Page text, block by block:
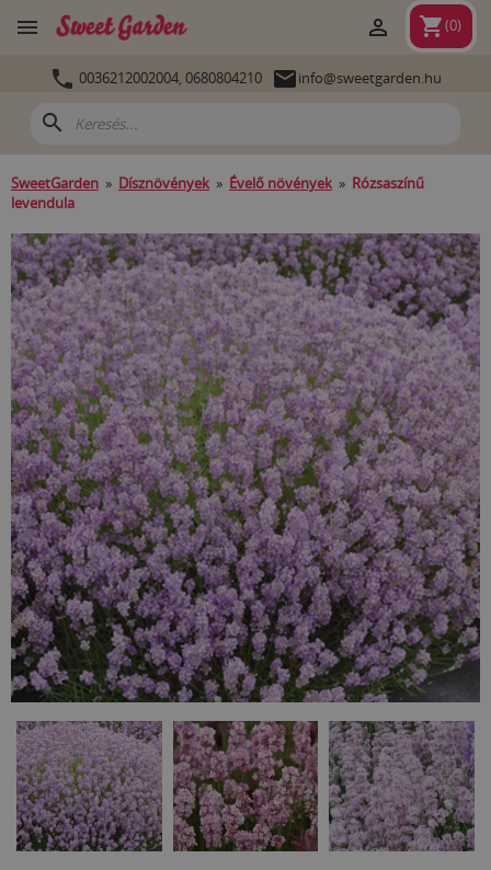
 shopping_cart(0)

 0036212002004, 0680804210 info@sweetgarden.hu
search
SweetGarden » Dísznövények » Évelő növények » Rózsaszínű
levendula